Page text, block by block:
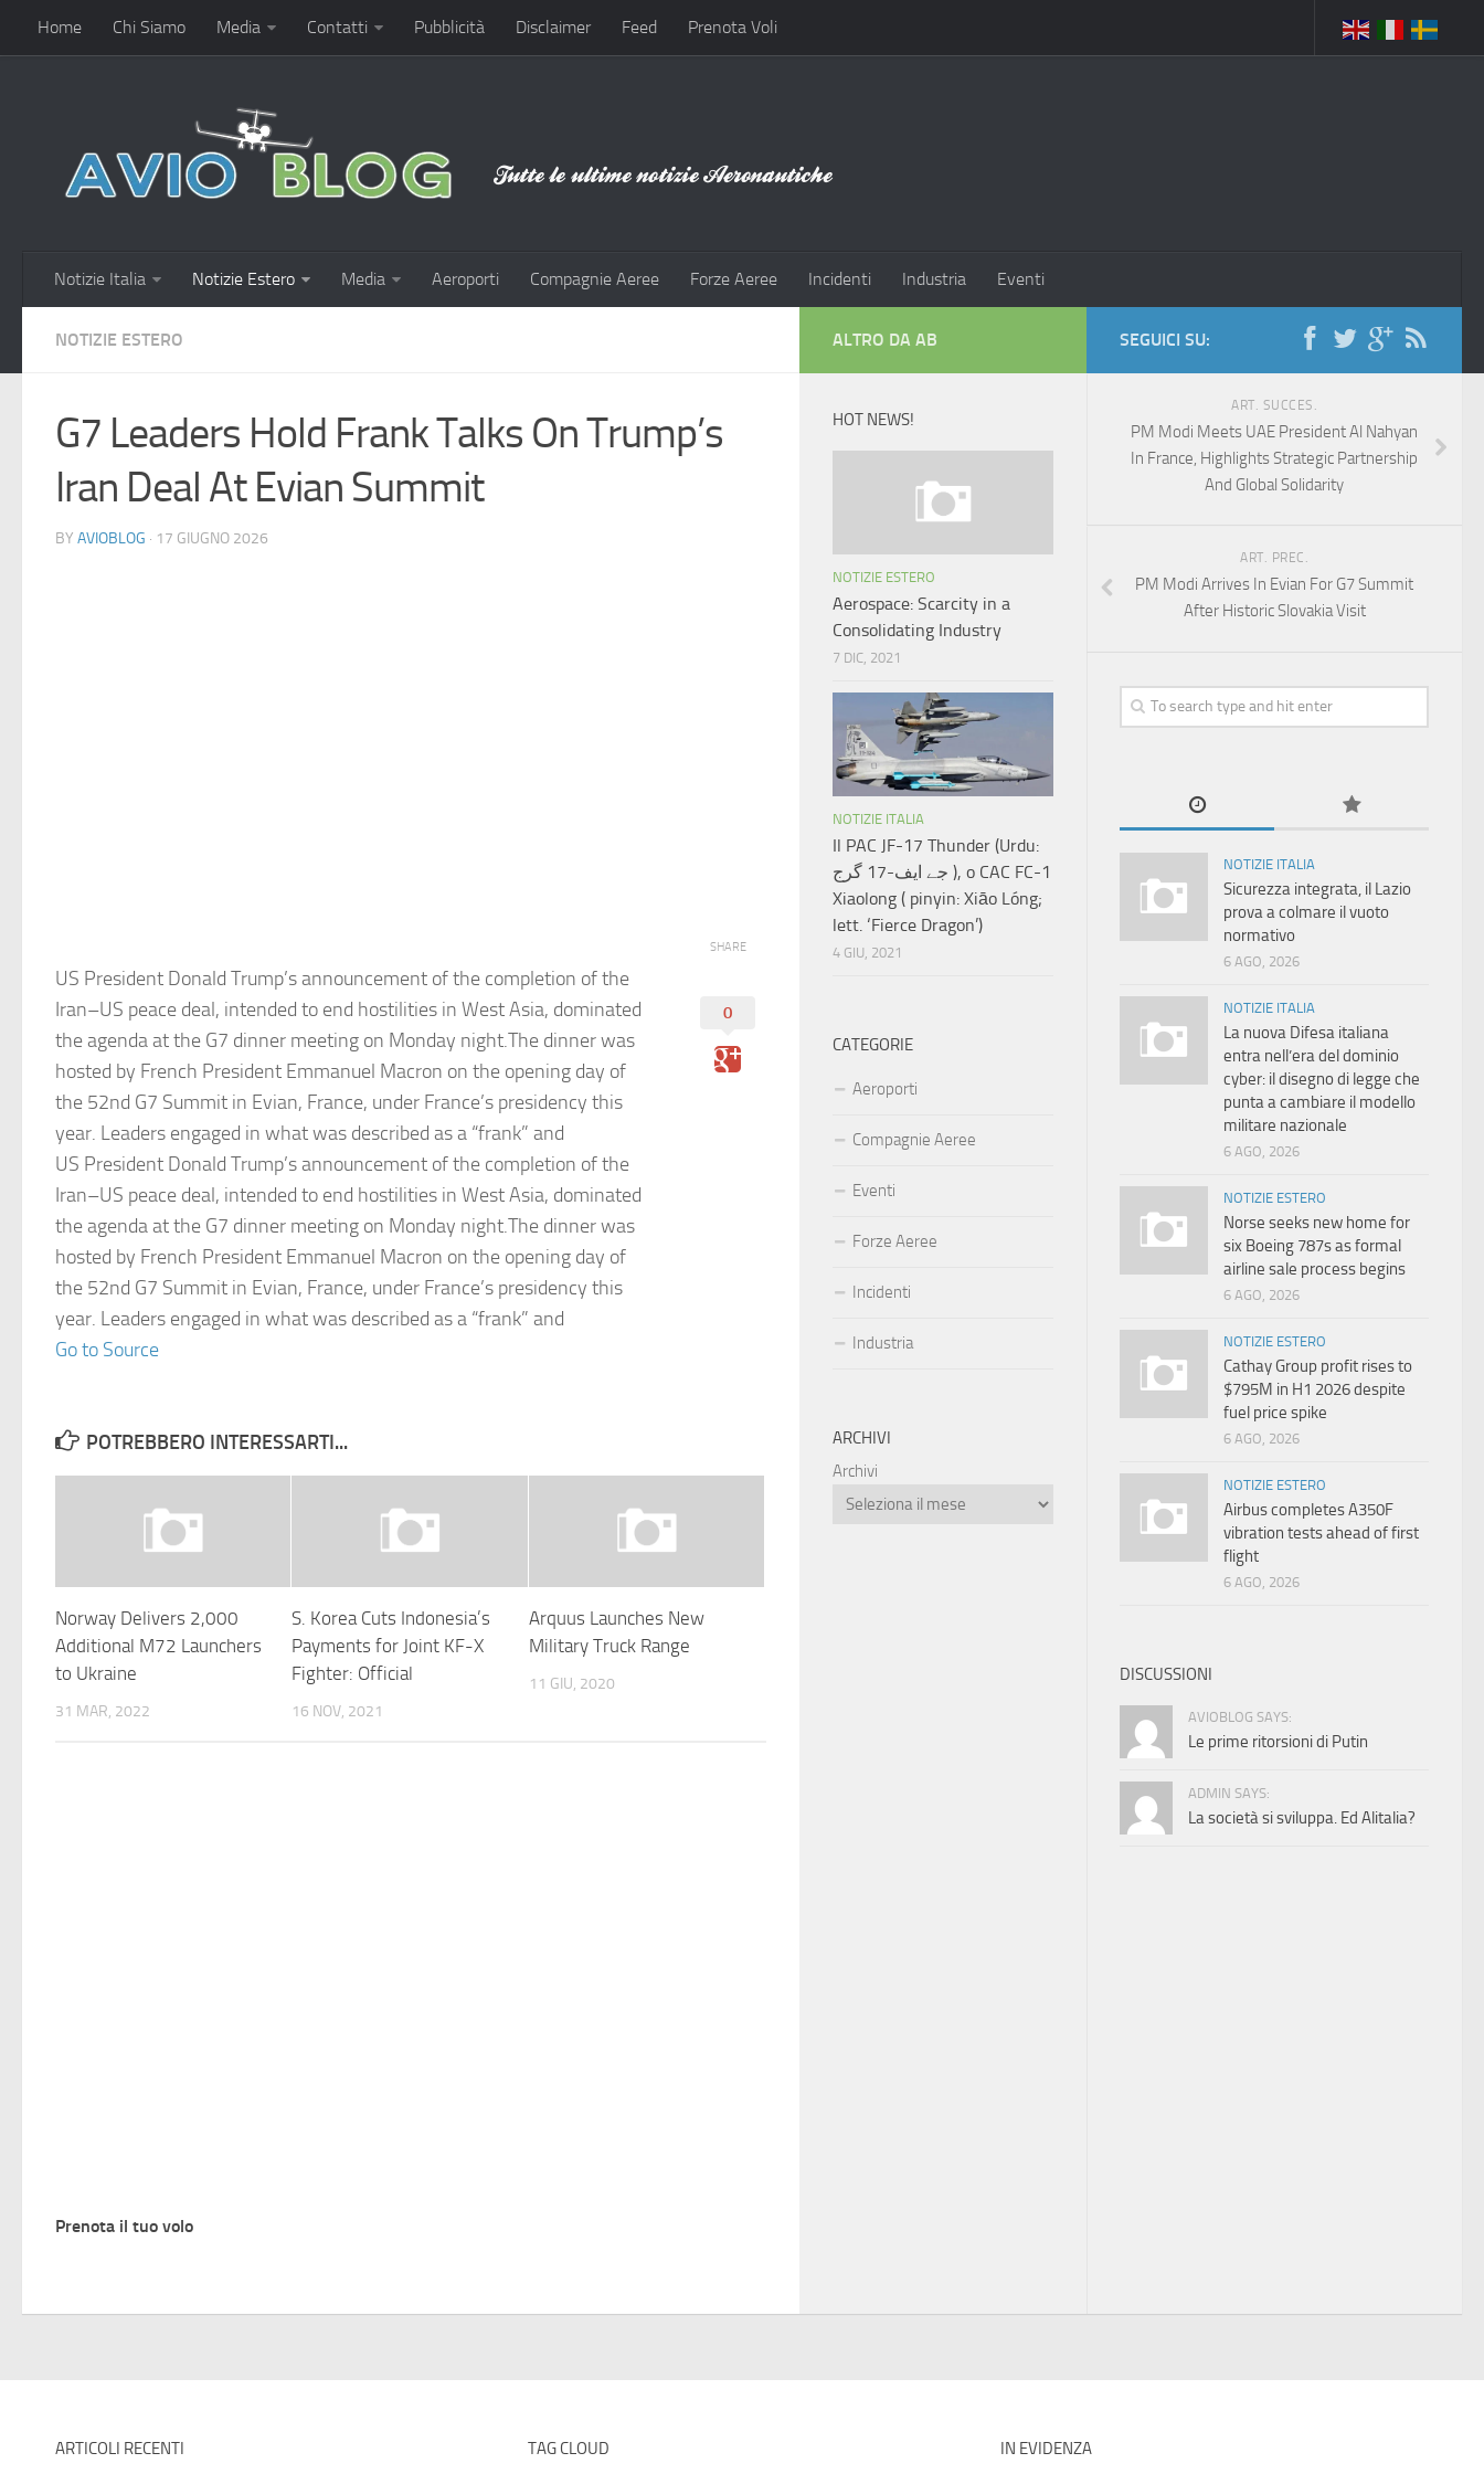
Home Chi Siamo Media Contatti Pubblicità Disclaimer Feed Prenota Voli
Notizie Italia Notizie Estero Media Aeroporti Compagnie Aeree Forze Aeree Incidenti Industria Eventi
NOTIZIE ESTERO
G7 Leaders Hold Frank Talks On Trump’s
Iran Deal At Evian Summit
BY AVIOBLOG · 17 GIUGNO 2026
US President Donald Trump’s announcement of the completion of the
Iran–US peace deal, intended to end hostilities in West Asia, dominated
the agenda at the G7 dinner meeting on Monday night.The dinner was
hosted by French President Emmanuel Macron on the opening day of
the 52nd G7 Summit in Evian, France, under France’s presidency this
year. Leaders engaged in what was described as a “frank” and
US President Donald Trump’s announcement of the completion of the
Iran–US peace deal, intended to end hostilities in West Asia, dominated
the agenda at the G7 dinner meeting on Monday night.The dinner was
hosted by French President Emmanuel Macron on the opening day of
the 52nd G7 Summit in Evian, France, under France’s presidency this
year. Leaders engaged in what was described as a “frank” and
Go to Source
SHARE
0
POTREBBERO INTERESSARTI...
Norway Delivers 2,000
Additional M72 Launchers
to Ukraine
31 MAR, 2022
S. Korea Cuts Indonesia’s
Payments for Joint KF-X
Fighter: Official
16 NOV, 2021
Arquus Launches New
Military Truck Range
11 GIU, 2020
Prenota il tuo volo
SEGUICI SU:
ART. SUCCES.
PM Modi Meets UAE President Al Nahyan
In France, Highlights Strategic Partnership
And Global Solidarity
ART. PREC.
PM Modi Arrives In Evian For G7 Summit
After Historic Slovakia Visit
NOTIZIE ITALIA
Sicurezza integrata, il Lazio
prova a colmare il vuoto
normativo
6 AGO, 2026
NOTIZIE ITALIA
La nuova Difesa italiana
entra nell’era del dominio
cyber: il disegno di legge che
punta a cambiare il modello
militare nazionale
6 AGO, 2026
NOTIZIE ESTERO
Norse seeks new home for
six Boeing 787s as formal
airline sale process begins
6 AGO, 2026
NOTIZIE ESTERO
Cathay Group profit rises to
$795M in H1 2026 despite
fuel price spike
6 AGO, 2026
NOTIZIE ESTERO
Airbus completes A350F
vibration tests ahead of first
flight
6 AGO, 2026
DISCUSSIONI
AVIOBLOG SAYS:
Le prime ritorsioni di Putin
ADMIN SAYS:
La società si sviluppa. Ed Alitalia?
ALTRO DA AB
HOT NEWS!
NOTIZIE ESTERO
Aerospace: Scarcity in a
Consolidating Industry
7 DIC, 2021
NOTIZIE ITALIA
Il PAC JF-17 Thunder (Urdu:
جے ایف-17 گرج ), o CAC FC-1
Xiaolong ( pinyin: Xiāo Lóng;
lett. ‘Fierce Dragon’)
4 GIU, 2021
CATEGORIE
Aeroporti
Compagnie Aeree
Eventi
Forze Aeree
Incidenti
Industria
ARCHIVI
Archivi
ARTICOLI RECENTI TAG CLOUD IN EVIDENZA